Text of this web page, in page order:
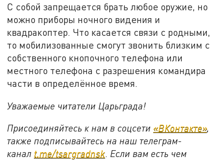
С собой запрещается брать любое оружие, но
можно приборы ночного видения и
квадракоптер. Что касается связи с родными,
то мобилизованные смогут звонить близким с
собственного кнопочного телефона или
местного телефона с разрешения командира
части в определённое время.
Уважаемые читатели Царьграда!
Присоединяйтесь к нам в соцсети «ВКонтакте»,
также подписывайтесь на наш телеграм-
канал t.me/tsargradnsk. Если вам есть чем